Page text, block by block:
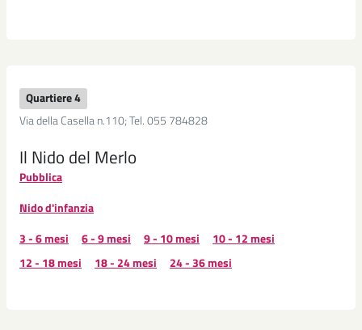
Quartiere 4
Via della Casella n.110; Tel. 055 784828
Il Nido del Merlo
Pubblica
Nido d'infanzia
3 - 6 mesi
6 - 9 mesi 9 - 10 mesi
10 - 12 mesi
12 - 18 mesi
18 - 24 mesi 24 - 36 mesi